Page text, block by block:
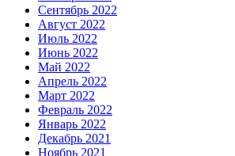
Сентябрь 2022
Август 2022
Июль 2022
Июнь 2022
Май 2022
Апрель 2022
Март 2022
Февраль 2022
Январь 2022
Декабрь 2021
Ноябрь 2021